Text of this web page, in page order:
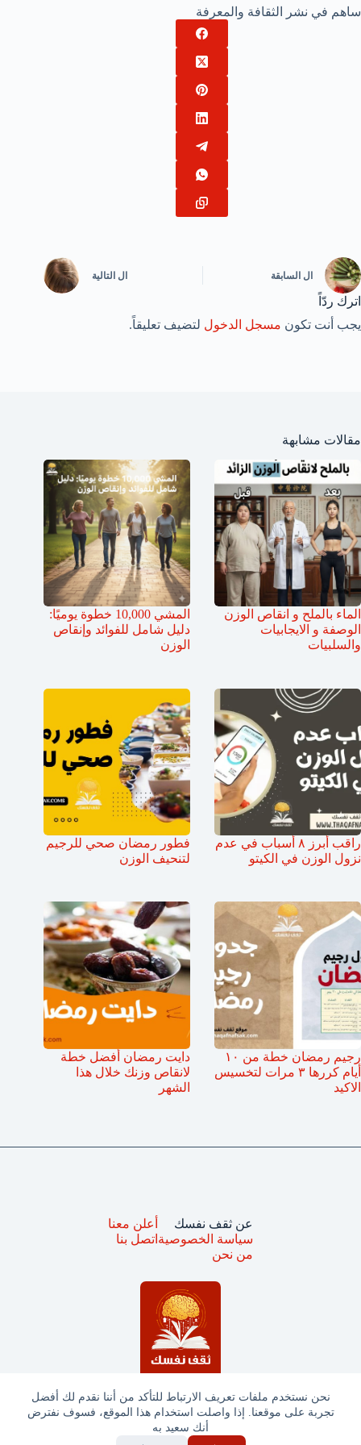
نحن نستخدم ملفات تعريف الارتباط للتأكد من أننا نقدم لك أفضل
تجربة على موقعنا. إذا واصلت استخدام هذا الموقع، فسوف نفترض
أنك سعيد به
ساهم في نشر الثقافة والمعرفة
ال السابقة ال التالية
اترك ردّاً
يجب أنت تكون مسجل الدخول لتضيف تعليقاً.
مقالات مشابهة
الماء بالملح و انقاص الوزن
الوصفة و الايجابيات
والسلبيات
المشي 10,000 خطوة يوميًا:
دليل شامل للفوائد وإنقاص
الوزن
راقب أبرز ٨ أسباب في عدم
نزول الوزن في الكيتو
فطور رمضان صحي للرجيم
لتنحيف الوزن
رجيم رمضان خطة من ١٠
أيام كررها ٣ مرات لتخسيس
الاكيد
دايت رمضان أفضل خطة
لانقاص وزنك خلال هذا
الشهر
جميع الحقوق محفوظة © ثقف نفسك 2025
عن ثقف نفسك
سياسة الخصوصية
من نحن
أعلن معنا
اتصل بنا